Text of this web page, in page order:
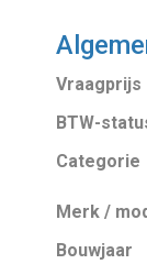
Vraagprijs
BTW-
Categorie
Merk /
Bouwjaar